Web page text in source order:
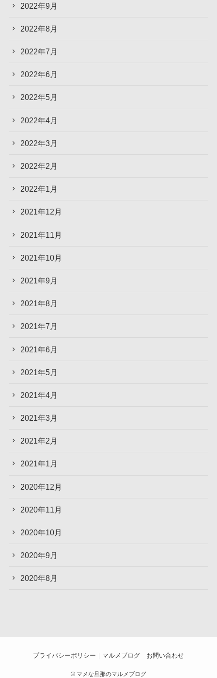
2022年9月
2022年8月
2022年7月
2022年6月
2022年5月
2022年4月
2022年3月
2022年2月
2022年1月
2021年12月
2021年11月
2021年10月
2021年9月
2021年8月
2021年7月
2021年6月
2021年5月
2021年4月
2021年3月
2021年2月
2021年1月
2020年12月
2020年11月
2020年10月
2020年9月
2020年8月
プライバシーポリシー｜マルメブログ お問い合わせ
© マメな旦那のマルメブログ